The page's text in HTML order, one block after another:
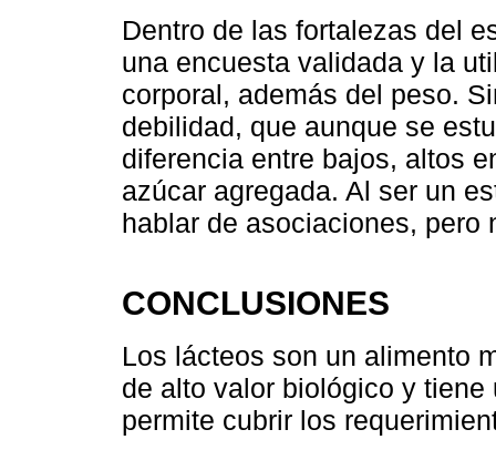
Dentro de las fortalezas del
una encuesta validada y la
corporal, además del peso.
debilidad, que aunque se
diferencia entre bajos, altos
azúcar agregada. Al ser un
hablar de asociaciones, pero
CONCLUSIONES
Los lácteos son un alimento
de alto valor biológico y
permite cubrir los